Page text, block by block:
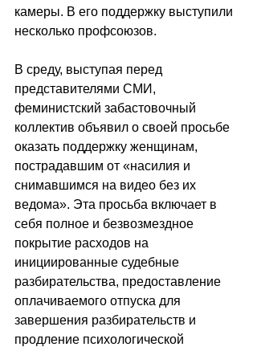
камеры. В его поддержку выступили
несколько профсоюзов.
В среду, выступая перед
представителями СМИ,
феминистский забастовочный
коллектив объявил о своей просьбе
оказать поддержку женщинам,
пострадавшим от «насилия и
снимавшимся на видео без их
ведома». Эта просьба включает в
себя полное и безвозмездное
покрытие расходов на
инициированные судебные
разбирательства, предоставление
оплачиваемого отпуска для
завершения разбирательств и
продление психологической